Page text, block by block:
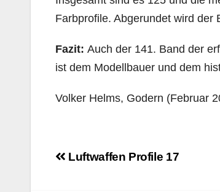
Farbprofile. Abgerundet wird der
Fazit: Auch der 141. Band der
ist dem Modellbauer und dem
Volker Helms, Godern (Februar
Beitragsnavigation
Luftwaffen Profile 17